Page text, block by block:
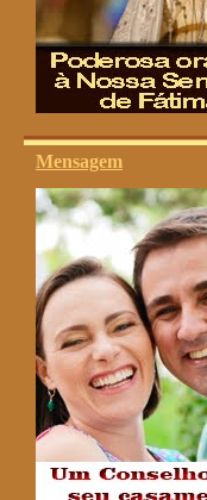
Mensagem